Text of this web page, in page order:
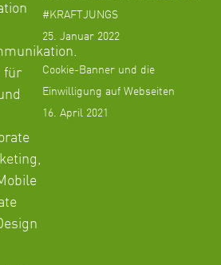
für
#KRAFTJUNGS
25. Januar 2022
Cookie-Banner und die
Einwilligung auf Webseiten
16. April 2021